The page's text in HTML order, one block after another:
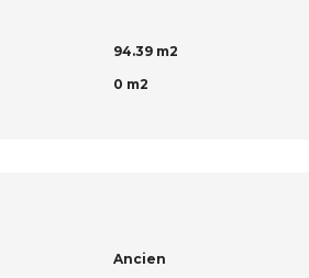
94.39 m2
0 m2
Ancien